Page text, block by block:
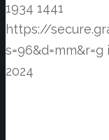
1934 1441
https://
s=96&d=mm&r=g
2024